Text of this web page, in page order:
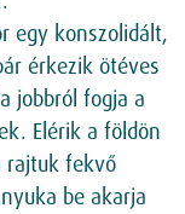
egy konszolidált,
érkezik ötéves
jobbról fogja a
Elérik a földön
rajtuk fekvő
be akarja